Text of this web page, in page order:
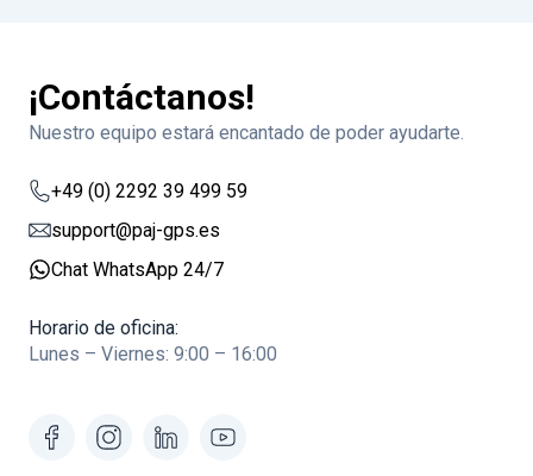
¡Contáctanos!
Nuestro equipo estará encantado de poder ayudarte.
+49 (0) 2292 39 499 59
support@paj-gps.es
Chat WhatsApp 24/7
Horario de oficina:
Lunes – Viernes: 9:00 – 16:00